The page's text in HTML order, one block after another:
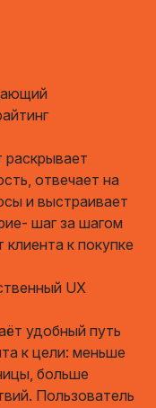
раскрывает
отвечает на
и выстраивает
шаг за шагом
клиента к покупке
UX
удобный путь
к цели: меньше
больше
Пользователь